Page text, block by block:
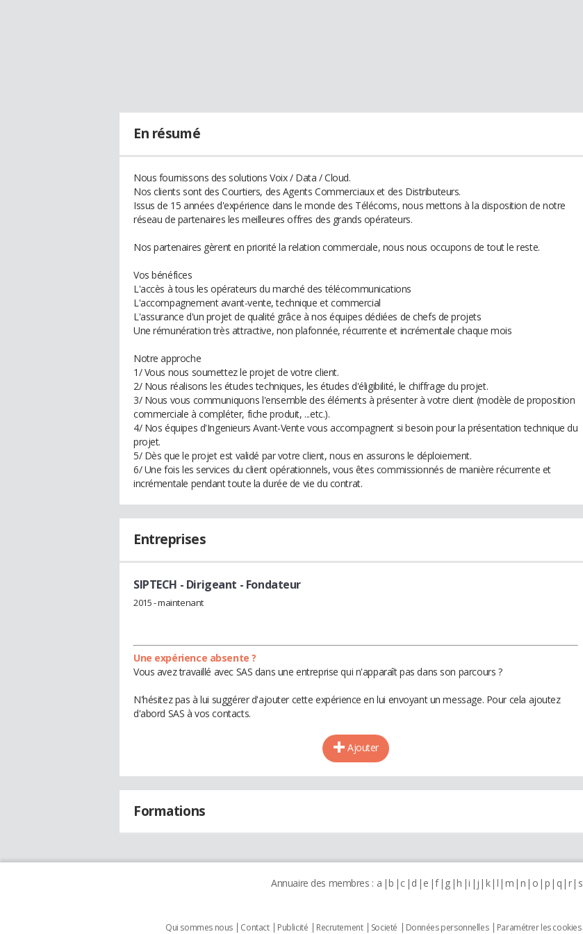
En résumé
Nous fournissons des solutions Voix / Data / Cloud.
Nos clients sont des Courtiers, des Agents Commerciaux et des Distributeurs.
Issus de 15 années d'expérience dans le monde des Télécoms, nous mettons à la disposition de notre
réseau de partenaires les meilleures offres des grands opérateurs.
Nos partenaires gèrent en priorité la relation commerciale, nous nous occupons de tout le reste.
Vos bénéfices
L'accès à tous les opérateurs du marché des télécommunications
L'accompagnement avant-vente, technique et commercial
L'assurance d'un projet de qualité grâce à nos équipes dédiées de chefs de projets
Une rémunération très attractive, non plafonnée, récurrente et incrémentale chaque mois
Notre approche
1/ Vous nous soumettez le projet de votre client.
2/ Nous réalisons les études techniques, les études d'éligibilité, le chiffrage du projet.
3/ Nous vous communiquons l'ensemble des éléments à présenter à votre client (modèle de proposition
commerciale à compléter, fiche produit, ...etc.).
4/ Nos équipes d'Ingenieurs Avant-Vente vous accompagnent si besoin pour la présentation technique du
projet.
5/ Dès que le projet est validé par votre client, nous en assurons le déploiement.
6/ Une fois les services du client opérationnels, vous êtes commissionnés de manière récurrente et
incrémentale pendant toute la durée de vie du contrat.
Entreprises
SIPTECH - Dirigeant - Fondateur
2015 - maintenant
Une expérience absente ?
Vous avez travaillé avec SAS dans une entreprise qui n'apparaît pas dans son parcours ?
N'hésitez pas à lui suggérer d'ajouter cette expérience en lui envoyant un message. Pour cela ajoutez
d'abord SAS à vos contacts.
Ajouter
Formations
Annuaire des membres : a b c d e f g h i j k l m n o p q r s
Qui sommes nous Contact Publicité Recrutement Societé Données personnelles Paramétrer les cookies